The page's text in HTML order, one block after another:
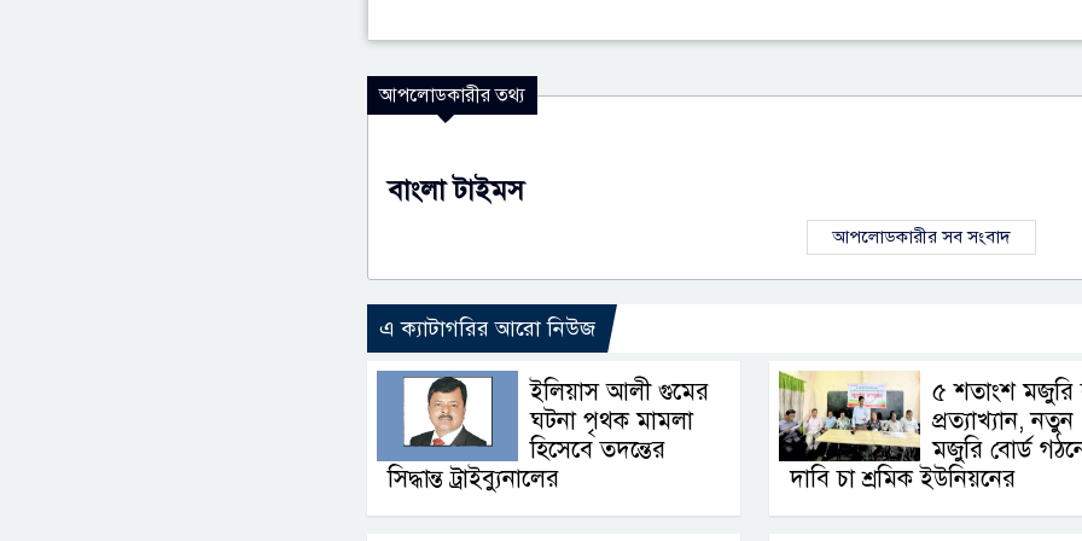
আপলোডকারীর তথ্য
বাংলা টাইমস
আপলোডকারীর সব সংবাদ
এ ক্যাটাগরির আরো নিউজ
ইলিয়াস আলী গুমের
ঘটনা পৃথক মামলা
হিসেবে তদন্তের
সিদ্ধান্ত ট্রাইব্যুনালের
৫ শতাংশ মজুরি
প্রত্যাখ্যান, নতুন
মজুরি বোর্ড
দাবি চা শ্রমিক ইউনিয়নের